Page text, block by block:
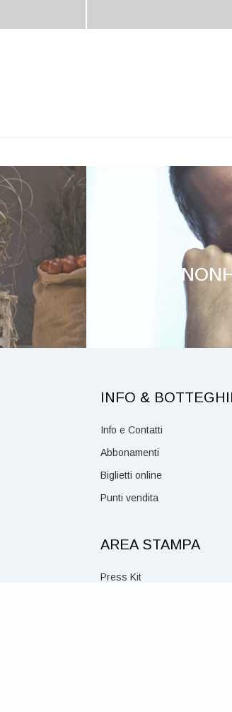
INFO &
Info e Contatti
Abbonamenti
Biglietti online
Punti vendita
AREA STAMPA
Press Kit